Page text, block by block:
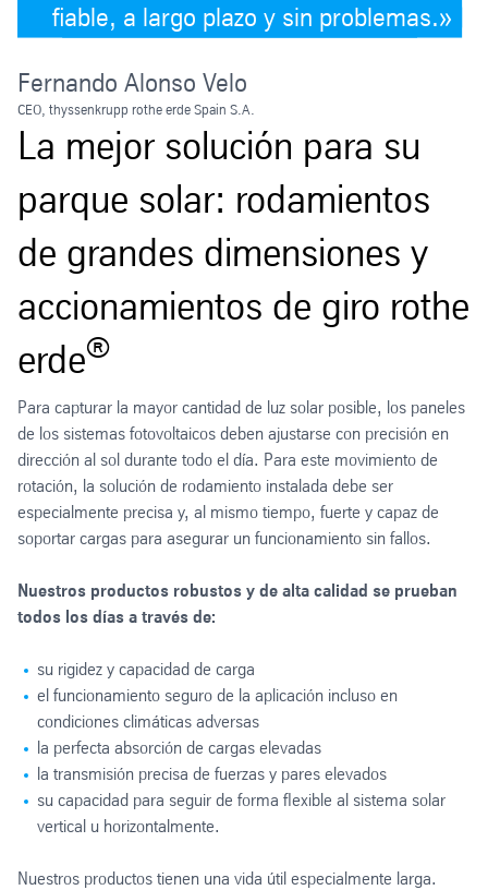
fiable, a largo plazo y sin problemas.
Fernando Alonso Velo
CEO, thyssenkrupp rothe erde Spain S.A.
La mejor solución para su
parque solar: rodamientos
de grandes dimensiones y
accionamientos de giro rothe
erde®
Para capturar la mayor cantidad de luz solar posible, los paneles
de los sistemas fotovoltaicos deben ajustarse con precisión en
dirección al sol durante todo el día. Para este movimiento de
rotación, la solución de rodamiento instalada debe ser
especialmente precisa y, al mismo tiempo, fuerte y capaz de
soportar cargas para asegurar un funcionamiento sin fallos.
Nuestros productos robustos y de alta calidad se prueban
todos los días a través de:
su rigidez y capacidad de carga
el funcionamiento seguro de la aplicación incluso en
condiciones climáticas adversas
la perfecta absorción de cargas elevadas
la transmisión precisa de fuerzas y pares elevados
su capacidad para seguir de forma flexible al sistema solar
vertical u horizontalmente.
Nuestros productos tienen una vida útil especialmente larga.